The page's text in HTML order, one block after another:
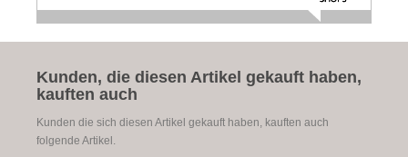
Kunden, die diesen Artikel gekauft haben,
kauften auch
Kunden die sich diesen Artikel gekauft haben, kauften auch
folgende Artikel.